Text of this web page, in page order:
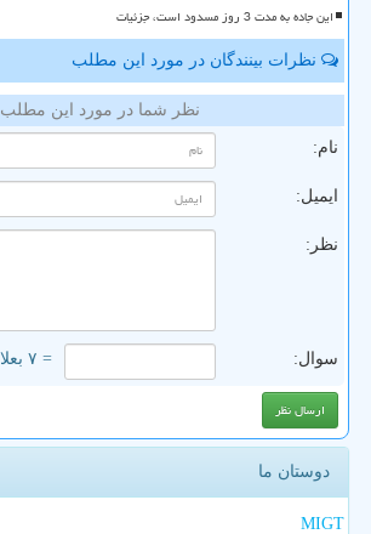
این جاده به مدت 3 روز مسدود است، جزئیات
نظرات بینندگان در مورد این مطلب
نظر شما در مورد این مطلب
نام:
ایمیل:
نظر:
سوال: = ۷ بعلاوه ۵
دوستان ما
MIGT